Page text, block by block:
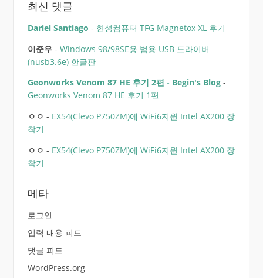
최신 댓글
Dariel Santiago - 한성컴퓨터 TFG Magnetox XL 후기
이준우- Windows 98/98SE용 범용 USB 드라이버
(nusb3.6e) 한글판
Geonworks Venom 87 HE 후기 2편 - Begin's Blog-
Geonworks Venom 87 HE 후기 1편
ㅇㅇ - EX54(Clevo P750ZM)에 WiFi6지원 Intel AX200 장
착기
ㅇㅇ - EX54(Clevo P750ZM)에 WiFi6지원 Intel AX200 장
착기
메타
로그인
입력 내용 피드
댓글 피드
WordPress.org